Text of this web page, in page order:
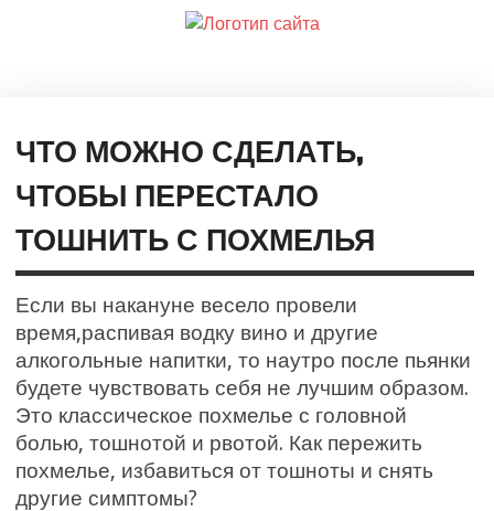
ЧТО МОЖНО СДЕЛАТЬ,
ЧТОБЫ ПЕРЕСТАЛО
ТОШНИТЬ С ПОХМЕЛЬЯ
Если вы накануне весело провели
время,распивая водку вино и другие
алкогольные напитки, то наутро после пьянки
будете чувствовать себя не лучшим образом.
Это классическое похмелье с головной
болью, тошнотой и рвотой. Как пережить
похмелье, избавиться от тошноты и снять
другие симптомы?